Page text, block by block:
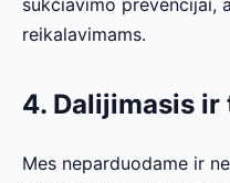
reikalavimams.
4. Dalijimasis
Mes neparduodame ir